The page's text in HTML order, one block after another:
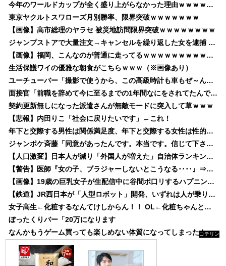
今年のワールドカップが全く盛り上がらなかった理由ｗｗｗｗｗｗｗｗｗｗｗ
東京ヤクルトスワローズ月別勝率、限界突破ｗｗｗｗｗｗｗ
【画像】高市総理のヤラセ 被災地訪問限界突破ｗｗｗｗｗｗｗｗ
ジャンプストアで大量注文→キャンセルを繰り返した女を逮捕 「注文で欲求が満たされた」総額43億円
【画像】福岡、こんなのが普通に走ってるｗｗｗｗｗｗｗｗｗｗｗｗｗｗｗｗ
生活保護ワイの優雅な朝食がこちらｗｗｗ（※画像あり）
ユーチューバー「撮影で使うから、この高級時計も車もぜ～んぶ経費でタダ！ｗ」
面接官「前職を辞めて今に至るまでの1年間なにをされてたんですか？」ワイ（対策済みで草）
契約更新無しになった派遣さんが無敵モードに突入して草ｗｗｗ
【悲報】内田りこ「社会に戻りたいです」←これ！
年下と交際する男性は関係満足度、年下と交際する女性は性的満足度が高い
ジャンポケ斉藤「同意があったんです。本当です。信じて下さい」 ←何でこの主張が通らないの？
【人口激変】日本人が減り「外国人が増えた」自治体ランキング、1位大阪市 2位横浜市 3位名古屋市 4位京都市 5位川口市 日本人の不安高まる
【警告】医師『女の子、ブラジャーしないとこうなる････』⇒！！！
【画像】19歳の巨乳女子が生配信中に谷間ポ口リするハプニングｗｗｗｗｗ
【鉄道】JR西日本が「人型ロボット」開発、いずれは人が乗り込む“ガンダム型”も？
女子高生←化粧するなんてけしからん！！ OL←化粧ちゃんとしろ！！
ぼったくりバー「20万になります
なんかもうゲーム買っても楽しめない体質になってしまったんだけど、どうすればいい？
コテリン